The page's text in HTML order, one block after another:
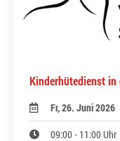
Kinderhütedienst in
Fr, 26. Juni 2026
09:00 - 11:00 Uhr